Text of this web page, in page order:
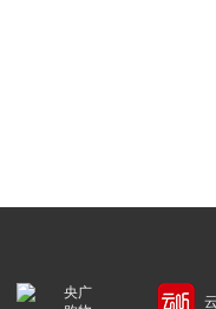
央广